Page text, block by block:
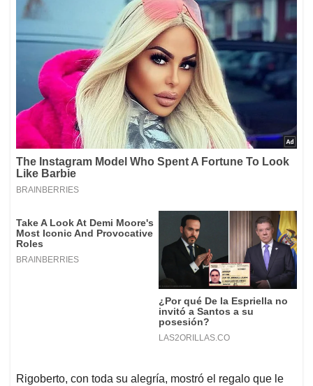
Rigoberto, con toda su alegría, mostró el regalo que le